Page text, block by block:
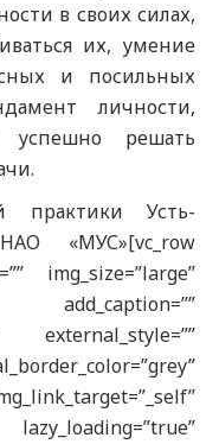
в своих силах,
их, умение
и посильных
личности,
решать
практики Усть-
«МУС»[vc_row
img_size=”large”
external_style=””